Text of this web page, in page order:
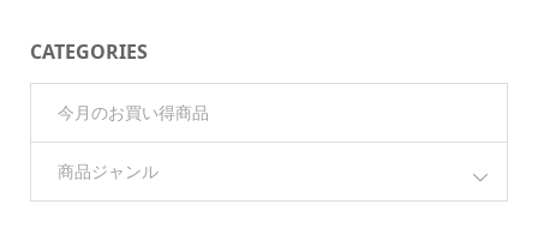
CATEGORIES
今月のお買い得商品
商品ジャンル